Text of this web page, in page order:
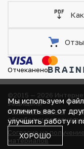
©2015 — 2026
защищены
Договор-оферта
обработки
Согласие на
материалов
Отчеканено
Мы используем
отличить вас от
улучшить работу и
ХОРОШО